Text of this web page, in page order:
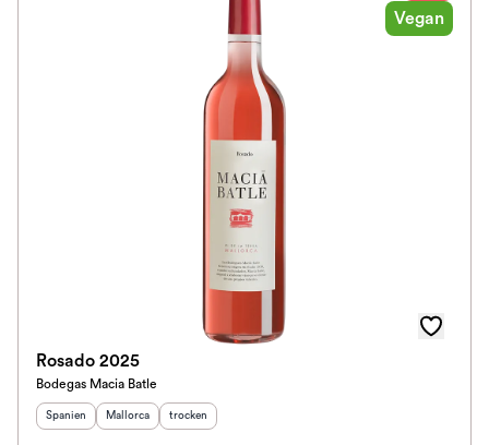
Vegan
Rosado 2025
Bodegas Macia Batle
Herkunftsland:
Spanien Herkunftsregion:
Mallorca Geschmack
trocken